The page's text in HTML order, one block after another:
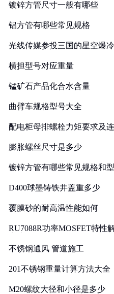
镀锌方管尺寸一般有哪些
铝方管有哪些常见规格
光线传媒参投三国的星空爆冷
横担型号对应重量
锰矿石产品化合水含量
曲臂车规格型号大全
配电柜母排螺栓力矩要求及
膨胀螺丝尺寸是多少
镀锌方管有哪些常见规格和
D400球墨铸铁井盖重多少
覆膜砂的耐高温性能如何
RU7088R功率MOSFET特性
不锈钢通风 管道施工
201不锈钢重量计算方法大全
M20螺纹大径和小径是多少